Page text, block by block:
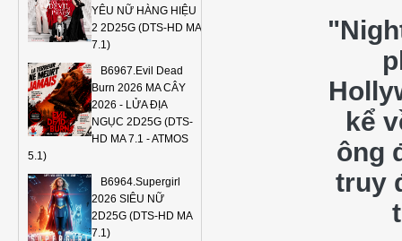
YÊU NỮ HÀNG HIỆU
2 2D25G (DTS-HD MA
7.1)
B6967.Evil Dead
Burn 2026 MA CÂY
2026 - LỬA ĐỊA
NGỤC 2D25G (DTS-
HD MA 7.1 - ATMOS
5.1)
B6964.Supergirl
2026 SIÊU NỮ
2D25G (DTS-HD MA
7.1)
kể
ông
truy